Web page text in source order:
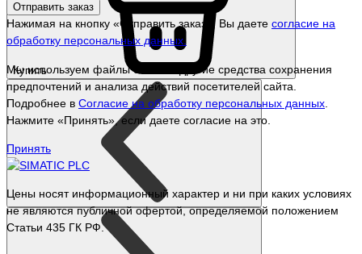
Купить
Отправить заказ
Нажимая на кнопку «Отправить заказ», Вы даете согласие на
обработку персональных данных.
Мы используем файлы cookie и другие средства сохранения
предпочтений и анализа действий посетителей сайта.
Подробнее в Согласие на обработку персональных данных
Нажмите «Принять», если даете согласие на это.
Принять
Цены носят информационный характер и ни при каких условиях
не являются публичной офертой, определяемой положением
Статьи 435 ГК РФ.